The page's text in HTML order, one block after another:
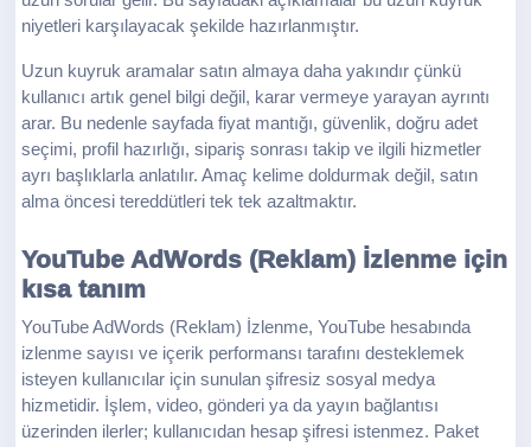
niyetleri karşılayacak şekilde hazırlanmıştır.
Uzun kuyruk aramalar satın almaya daha yakındır çünkü
kullanıcı artık genel bilgi değil, karar vermeye yarayan ayrıntı
arar. Bu nedenle sayfada fiyat mantığı, güvenlik, doğru adet
seçimi, profil hazırlığı, sipariş sonrası takip ve ilgili hizmetler
ayrı başlıklarla anlatılır. Amaç kelime doldurmak değil, satın
alma öncesi tereddütleri tek tek azaltmaktır.
YouTube AdWords (Reklam) İzlenme için
kısa tanım
YouTube AdWords (Reklam) İzlenme, YouTube hesabında
izlenme sayısı ve içerik performansı tarafını desteklemek
isteyen kullanıcılar için sunulan şifresiz sosyal medya
hizmetidir. İşlem, video, gönderi ya da yayın bağlantısı
üzerinden ilerler; kullanıcıdan hesap şifresi istenmez. Paket